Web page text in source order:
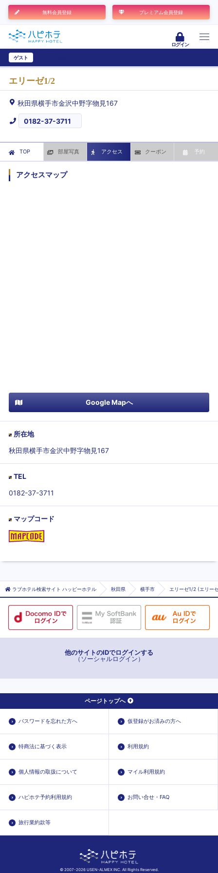
無料会員登録 プレミアム会員登録
ログイン
ゲスト
エリーゼ1/2
秋田県横手市金沢中野字物見167
0182-37-3711
TOP 部屋写真 アクセス クーポン 予約
アクセスマップ
Google Mapへ
所在地
秋田県横手市金沢中野字物見167
TEL
0182-37-3711
マップコード
ラブホテル検索サイト ハッピーホテル 秋田県 横手市 エリーゼ1/2 (エリー
他のサイトのIDでログインする
（ソーシャルログイン）
ページトップへ
パスワードを忘れた方へ 仮登録がお済みの方へ
特商法に基づく表示 利用規約
個人情報の取扱について マイル利用規約
ハピホテ予約利用規約 お問い合せ・FAQ
旅行業約款等
© 2007-2026 USEN-ALMEX INC. All Rights Reserved.